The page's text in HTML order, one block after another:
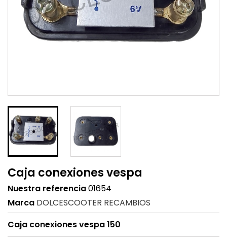
Caja conexiones vespa
Nuestra referencia01654
Marca DOLCESCOOTER RECAMBIOS
Caja conexiones vespa 150